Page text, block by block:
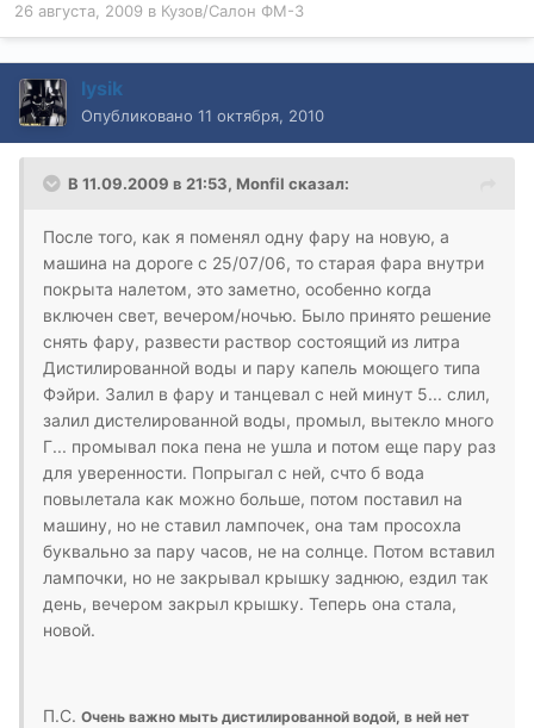
26 августа, 2009 в Кузов/Салон ФМ-3
lysik
Опубликовано 11 октября, 2010
В 11.09.2009 в 21:53, Monfil сказал:
После того, как я поменял одну фару на новую, а
машина на дороге с 25/07/06, то старая фара внутри
покрыта налетом, это заметно, особенно когда
включен свет, вечером/ночью. Было принято решение
снять фару, развести раствор состоящий из литра
Дистилированной воды и пару капель моющего типа
Фэйри. Залил в фару и танцевал с ней минут 5... слил,
залил дистелированной воды, промыл, вытекло много
Г... промывал пока пена не ушла и потом еще пару раз
для уверенности. Попрыгал с ней, счто б вода
повылетала как можно больше, потом поставил на
машину, но не ставил лампочек, она там просохла
буквально за пару часов, не на солнце. Потом вставил
лампочки, но не закрывал крышку заднюю, ездил так
день, вечером закрыл крышку. Теперь она стала,
новой.
П.С. Очень важно мыть дистилированной водой, в ней нет